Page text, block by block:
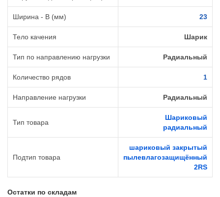
Ширина - B (мм) 23
Тело качения Шарик
Тип по направлению нагрузки Радиальный
Количество рядов 1
Направление нагрузки Радиальный
Тип товара
Шариковый
радиальный
Подтип товара
шариковый закрытый
пылевлагозащищённый
2RS
Остатки по складам